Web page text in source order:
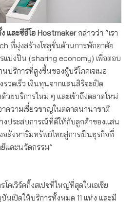
และซีอีโอ Hostmakerกล่าวว่า “เรา
ที่มุ่งสร้างโซลูชั่นด้านการพักอาศัย
แบ่งปัน (sharing economy) เพื่อตอบ
บริการที่สูงขึ้นของผู้บริโภคเจเนอ
วดเร็ว เงินทุนจากแสนสิริจะเปิด
ด้วยบริการใหม่ ๆ และเข้าถึงตลาดใหม่
าความเชี่ยวชาญในตลาดนานาชาติ
างประสบการณ์ที่ดีให้กับลูกค้าของแสน
สังหาริมทรัพย์ไทยสู่การเป็นธุรกิจที่
และนวัตกรรม”
คเวิร์คกิ้งสเปซที่ใหญ่ที่สุดในเอเชีย
นเปิดให้บริการทั้งหมด 11 แห่ง และมี